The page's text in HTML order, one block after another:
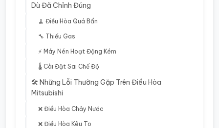
Dù Đã Chỉnh Đúng
🧹 Điều Hòa Quá Bẩn
🔧 Thiếu Gas
⚡ Máy Nén Hoạt Động Kém
🌡️ Cài Đặt Sai Chế Độ
🛠️ Những Lỗi Thường Gặp Trên Điều Hòa
Mitsubishi
❌ Điều Hòa Chảy Nước
❌ Điều Hòa Kêu To